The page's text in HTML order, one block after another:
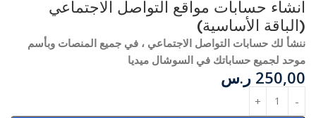
انشاء حسابات مواقع التواصل الاجتماعي
(الباقة الأساسية)
ننشأ لك حسابات التواصل الاجتماعي ، في جميع المنصات وبأسم
موحد لجميع حساباتك في السوشال ميديا
250,00 ر.س